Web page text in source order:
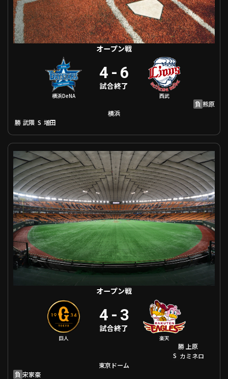
動画を検索（選手・チーム・プレー内容…）
オープン戦
横浜DeNA
4 - 6
試合終了
西武
負 熊原
横浜
勝 武隈 S 増田
オープン戦 巨人 VS 東北楽天
オープン戦
巨人
4 - 3
試合終了
楽天
勝上原
S カミネロ
東京ドーム
負 宋家豪